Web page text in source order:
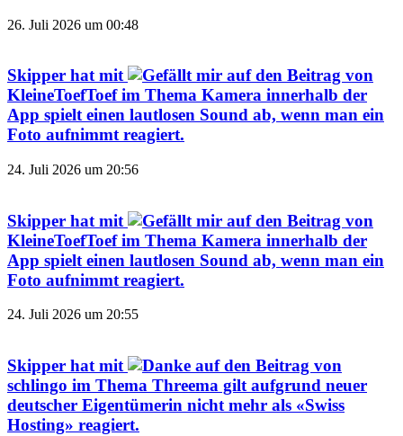
26. Juli 2026 um 00:48
Skipper hat mit
auf den Beitrag von
KleineToefToefim Thema Kamera innerhalb der
App spielt einen lautlosen Sound ab, wenn man ein
Foto aufnimmtreagiert.
24. Juli 2026 um 20:56
Skipper hat mit
auf den Beitrag von
KleineToefToefim Thema Kamera innerhalb der
App spielt einen lautlosen Sound ab, wenn man ein
Foto aufnimmt reagiert.
24. Juli 2026 um 20:55
Skipper hat mit
auf den Beitrag von
schlingo im Thema Threema gilt aufgrund neuer
deutscher Eigentümerin nicht mehr als «Swiss
Hosting» reagiert.